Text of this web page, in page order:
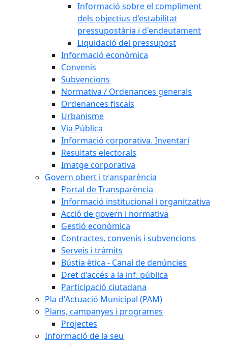
Informació sobre el compliment
dels objectius d'estabilitat
pressupostària i d'endeutament
Liquidació del pressupost
Informació econòmica
Convenis
Subvencions
Normativa / Ordenances generals
Ordenances fiscals
Urbanisme
Via Pública
Informació corporativa. Inventari
Resultats electorals
Imatge corporativa
Govern obert i transparència
Portal de Transparència
Informació institucional i organitzativa
Acció de govern i normativa
Gestió econòmica
Contractes, convenis i subvencions
Serveis i tràmits
Bústia ètica - Canal de denúncies
Dret d'accés a la inf. pública
Participació ciutadana
Pla d'Actuació Municipal (PAM)
Plans, campanyes i programes
Projectes
Informació de la seu